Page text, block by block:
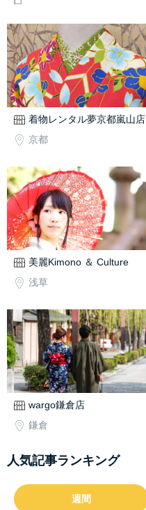
着物レンタル夢京都嵐山店
京都
美麗Kimono ＆ Culture
浅草
wargo鎌倉店
鎌倉
人気記事ランキング
週間